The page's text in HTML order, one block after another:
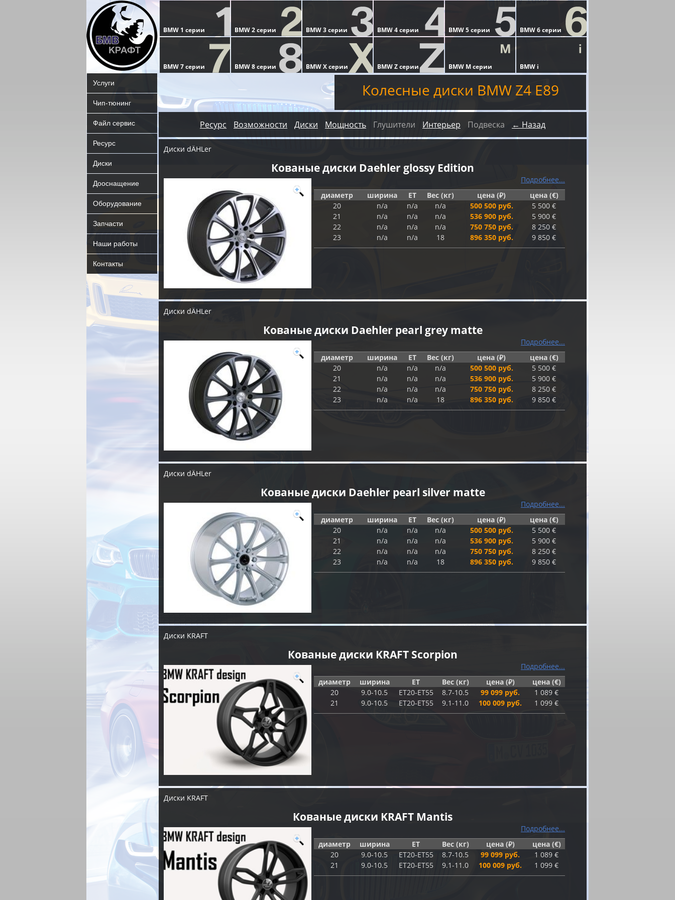
Услуги
Чип-тюнинг
Файл сервис
Ресурс
Диски
Дооснащение
Оборудование
Запчасти
Наши работы
Контакты
Колесные диски BMW Z4 E89
Ресурс Возможности Диски Мощность Глушители Интерьер Подвеска ← Назад
Диски dÄHLer
Кованые диски Daehler glossy Edition
Подробнее...
диаметр
ширина ET Вес (кг) цена (₽)
цена (€)
20
n/a n/a n/a 500 500 руб.
5 500 €
21
n/a n/a n/a 536 900 руб.
5 900 €
22
n/a n/a n/a 750 750 руб.
8 250 €
23
n/a n/a 18 896 350 руб. 9 850 €
Диски dÄHLer
Кованые диски Daehler pearl grey matte
Подробнее...
диаметр
ширина ET Вес (кг) цена (₽)
цена (€)
20
n/a n/a n/a 500 500 руб.
5 500 €
21
n/a n/a n/a 536 900 руб.
5 900 €
22
n/a n/a n/a 750 750 руб.
8 250 €
23
n/a n/a 18 896 350 руб. 9 850 €
Диски dÄHLer
Кованые диски Daehler pearl silver matte
Подробнее...
диаметр
ширина ET Вес (кг) цена (₽)
цена (€)
20
n/a n/a n/a 500 500 руб.
5 500 €
21
n/a n/a n/a 536 900 руб.
5 900 €
22
n/a n/a n/a 750 750 руб.
8 250 €
23
n/a n/a 18 896 350 руб. 9 850 €
Диски KRAFT
Кованые диски KRAFT Scorpion
Подробнее...
диаметр
ширина ET Вес (кг) цена (₽)
цена (€)
20
9.0-10.5 ET20-ET55 8.7-10.5 99 099 руб.
1 089 €
21
9.0-10.5 ET20-ET55 9.1-11.0 100 009 руб. 1 099 €
Диски KRAFT
Кованые диски KRAFT Mantis
Подробнее...
диаметр
ширина ET Вес (кг) цена (₽)
цена (€)
20
9.0-10.5 ET20-ET55 8.7-10.5 99 099 руб.
1 089 €
21
9.0-10.5 ET20-ET55 9.1-11.0 100 009 руб. 1 099 €